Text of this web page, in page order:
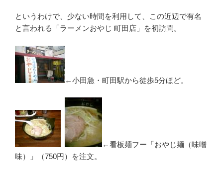
というわけで、少ない時間を利用して、この近辺で有名
と言われる「ラーメンおやじ 町田店」を初訪問。
←小田急・町田駅から徒歩5分ほど。
←看板麺フー「おやじ麺（味噌
味）」（750円）を注文。